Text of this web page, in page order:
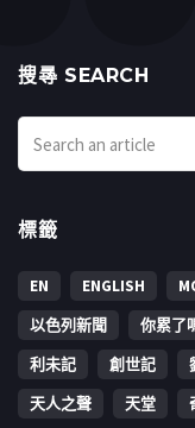
搜㝷 SEARCH
標籤
EN ENGLISH
以色列新聞
你累了
利未記
創世記
天人之聲
天堂